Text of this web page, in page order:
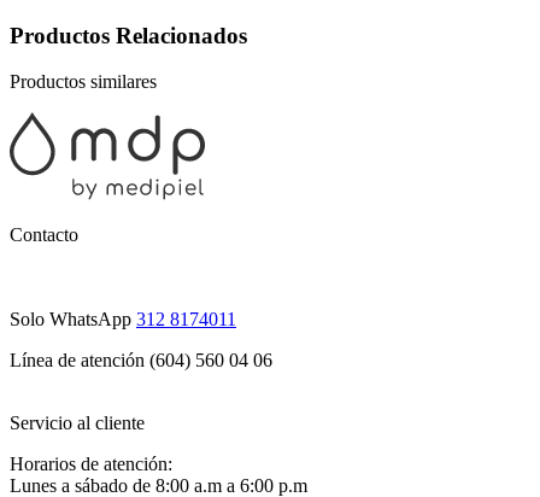
Productos Relacionados
Productos similares
Contacto
Solo WhatsApp 312 8174011
Línea de atención (604) 560 04 06
Servicio al cliente
Horarios de atención:
Lunes a sábado de 8:00 a.m a 6:00 p.m